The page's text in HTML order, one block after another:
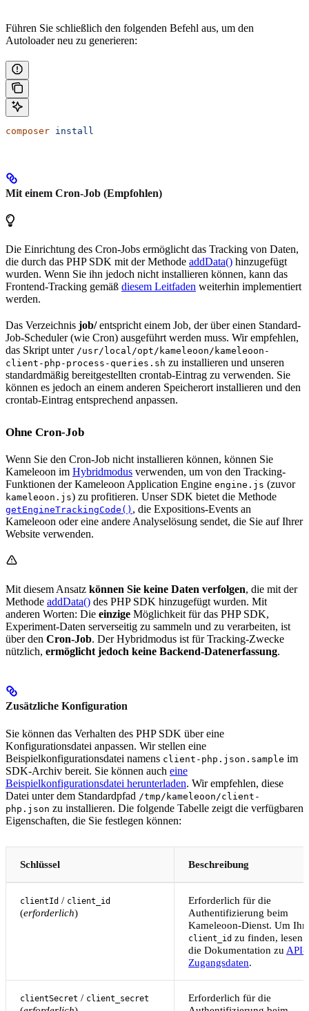
Führen Sie schließlich den folgenden Befehl aus, um den
Autoloader neu zu generieren:
composer install
Mit einem Cron-Job (Empfohlen)
Die Einrichtung des Cron-Jobs ermöglicht das Tracking von Daten,
die durch das PHP SDK mit der Methode addData() hinzugefügt
wurden. Wenn Sie ihn jedoch nicht installieren können, kann das
Frontend-Tracking gemäß diesem Leitfaden weiterhin implementiert
werden.
Das Verzeichnis job/entspricht einem Job, der über einen Standard-
Job-Scheduler (wie Cron) ausgeführt werden muss. Wir empfehlen,
das Skript unter /usr/local/opt/kameleoon/kameleoon-
client-php-process-queries.sh zu installieren und unseren
standardmäßig bereitgestellten crontab-Eintrag zu verwenden. Sie
können es jedoch an einem anderen Speicherort installieren und den
crontab-Eintrag entsprechend anpassen.
Ohne Cron-Job
Wenn Sie den Cron-Job nicht installieren können, können Sie
Kameleoon im Hybridmodus verwenden, um von den Tracking-
Funktionen der Kameleoon Application Engine engine.js (zuvor
kameleoon.js) zu profitieren. Unser SDK bietet die Methode
getEngineTrackingCode() , die Expositions-Events an
Kameleoon oder eine andere Analyselösung sendet, die Sie auf Ihrer
Website verwenden.
Mit diesem Ansatz können Sie keine Daten verfolgen, die mit der
Methode addData() des PHP SDK hinzugefügt wurden. Mit
anderen Worten: Die einzige Möglichkeit für das PHP SDK,
Experiment-Daten serverseitig zu sammeln und zu verarbeiten, ist
über den Cron-Job. Der Hybridmodus ist für Tracking-Zwecke
nützlich, ermöglicht jedoch keine Backend-Datenerfassung.
Zusätzliche Konfiguration
Sie können das Verhalten des PHP SDK über eine
Konfigurationsdatei anpassen. Wir stellen eine
Beispielkonfigurationsdatei namens client-php.json.sample im
SDK-Archiv bereit. Sie können auch eine
Beispielkonfigurationsdatei herunterladen. Wir empfehlen, diese
Datei unter dem Standardpfad /tmp/kameleoon/client-
php.json zu installieren. Die folgende Tabelle zeigt die verfügbaren
Eigenschaften, die Sie festlegen können:
Schlüssel Beschreibung
clientId / client_id
(erforderlich)
Erforderlich für die
Authentifizierung beim
Kameleoon-Dienst. Um
client_id zu finden, lesen
die Dokumentation zu API-
Zugangsdaten.
clientSecret / client_secret
Erforderlich für die